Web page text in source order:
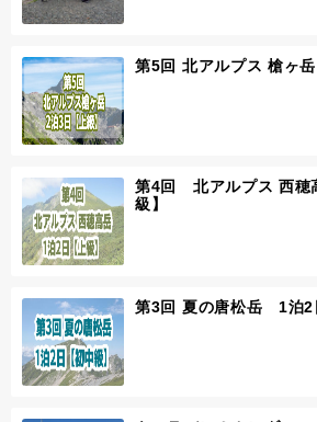
第5回 北アルプス 槍ヶ岳
第4回 北アルプス 西
級】
第3回 夏の唐松岳 1泊2